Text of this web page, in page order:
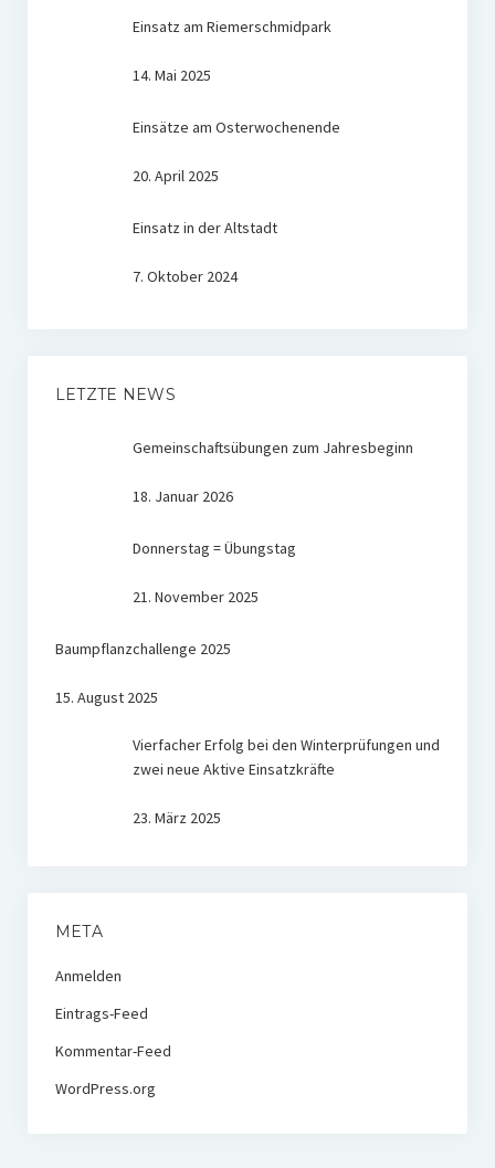
Einsatz am Riemerschmidpark
14. Mai 2025
Einsätze am Osterwochenende
20. April 2025
Einsatz in der Altstadt
7. Oktober 2024
LETZTE NEWS
Gemeinschaftsübungen zum Jahresbeginn
18. Januar 2026
Donnerstag = Übungstag
21. November 2025
Baumpflanzchallenge 2025
15. August 2025
Vierfacher Erfolg bei den Winterprüfungen und
zwei neue Aktive Einsatzkräfte
23. März 2025
META
Anmelden
Eintrags-Feed
Kommentar-Feed
WordPress.org